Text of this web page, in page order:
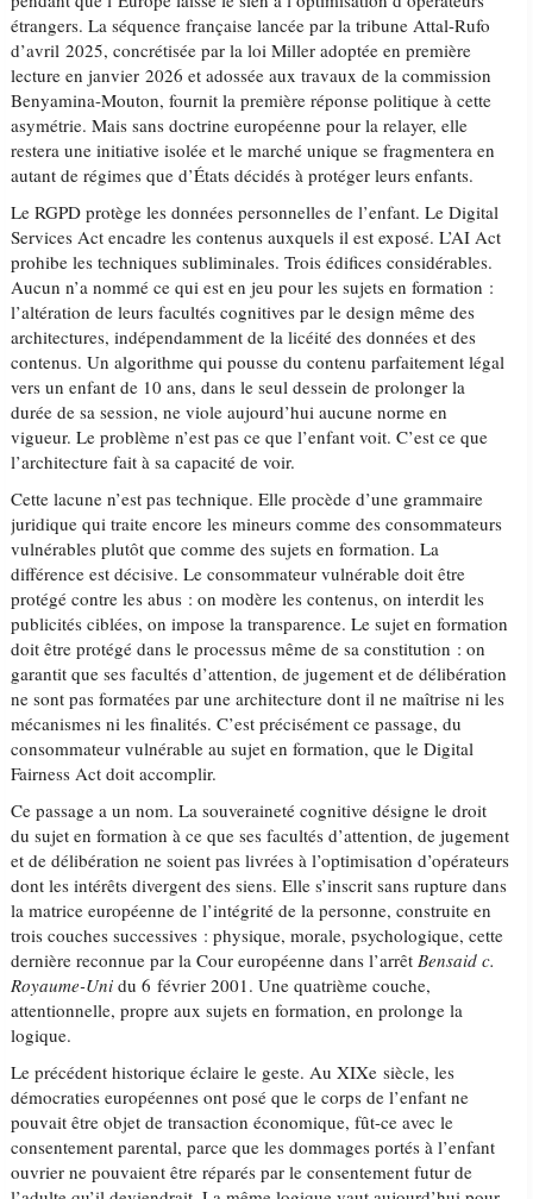
étrangers. La séquence française lancée par la tribune Attal-Rufo
d’avril 2025, concrétisée par la loi Miller adoptée en première
lecture en janvier 2026 et adossée aux travaux de la commission
Benyamina-Mouton, fournit la première réponse politique à cette
asymétrie. Mais sans doctrine européenne pour la relayer, elle
restera une initiative isolée et le marché unique se fragmentera en
autant de régimes que d’États décidés à protéger leurs enfants.
Le RGPD protège les données personnelles de l’enfant. Le Digital
Services Act encadre les contenus auxquels il est exposé. L’AI Act
prohibe les techniques subliminales. Trois édifices considérables.
Aucun n’a nommé ce qui est en jeu pour les sujets en formation :
l’altération de leurs facultés cognitives par le design même des
architectures, indépendamment de la licéité des données et des
contenus. Un algorithme qui pousse du contenu parfaitement légal
vers un enfant de 10 ans, dans le seul dessein de prolonger la
durée de sa session, ne viole aujourd’hui aucune norme en
vigueur. Le problème n’est pas ce que l’enfant voit. C’est ce que
l’architecture fait à sa capacité de voir.
Cette lacune n’est pas technique. Elle procède d’une grammaire
juridique qui traite encore les mineurs comme des consommateurs
vulnérables plutôt que comme des sujets en formation. La
différence est décisive. Le consommateur vulnérable doit être
protégé contre les abus : on modère les contenus, on interdit les
publicités ciblées, on impose la transparence. Le sujet en formation
doit être protégé dans le processus même de sa constitution : on
garantit que ses facultés d’attention, de jugement et de délibération
ne sont pas formatées par une architecture dont il ne maîtrise ni les
mécanismes ni les finalités. C’est précisément ce passage, du
consommateur vulnérable au sujet en formation, que le Digital
Fairness Act doit accomplir.
Ce passage a un nom. La souveraineté cognitive désigne le droit
du sujet en formation à ce que ses facultés d’attention, de jugement
et de délibération ne soient pas livrées à l’optimisation d’opérateurs
dont les intérêts divergent des siens. Elle s’inscrit sans rupture dans
la matrice européenne de l’intégrité de la personne, construite en
trois couches successives : physique, morale, psychologique, cette
dernière reconnue par la Cour européenne dans l’arrêtBensaid c.
Royaume-Uni du 6 février 2001. Une quatrième couche,
attentionnelle, propre aux sujets en formation, en prolonge la
logique.
Le précédent historique éclaire le geste. Au XIXe siècle, les
démocraties européennes ont posé que le corps de l’enfant ne
pouvait être objet de transaction économique, fût-ce avec le
consentement parental, parce que les dommages portés à l’enfant
ouvrier ne pouvaient être réparés par le consentement futur de